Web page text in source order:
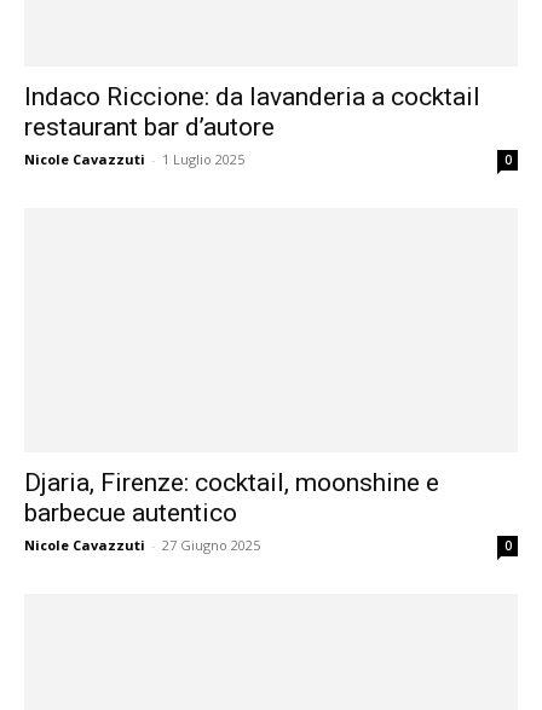
Indaco Riccione: da lavanderia a cocktail
restaurant bar d’autore
Nicole Cavazzuti - 1 Luglio 2025 0
Djaria, Firenze: cocktail, moonshine e
barbecue autentico
Nicole Cavazzuti - 27 Giugno 2025 0